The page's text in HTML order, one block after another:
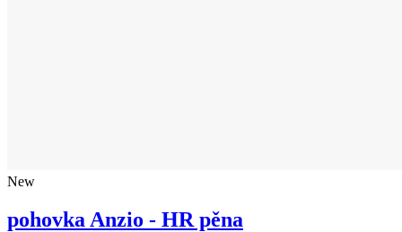
New
pohovka Anzio - HR pěna